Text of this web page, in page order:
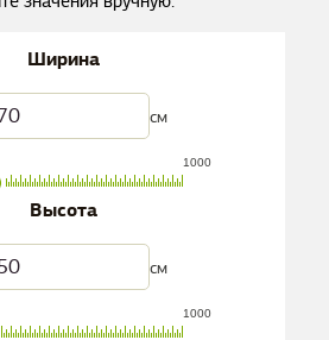
Ширина
см
1000
Высота
см
1000